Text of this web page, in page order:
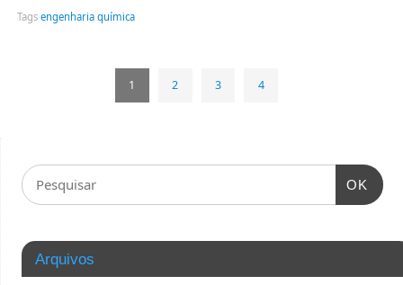
Tags engenharia química
1 2 3 4
OK
Arquivos